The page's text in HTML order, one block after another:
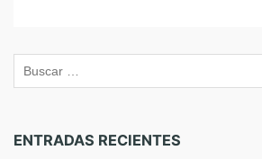
ENTRADAS RECIENTES